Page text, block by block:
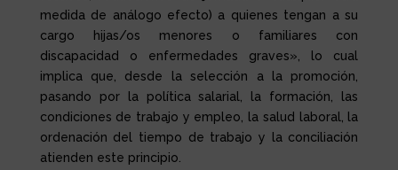
medida de análogo efecto) a quienes tengan a su
cargo hijas/os menores o familiares con
discapacidad o enfermedades graves», lo cual
implica que, desde la selección a la promoción,
pasando por la política salarial, la formación, las
condiciones de trabajo y empleo, la salud laboral, la
ordenación del tiempo de trabajo y la conciliación
atienden este principio.